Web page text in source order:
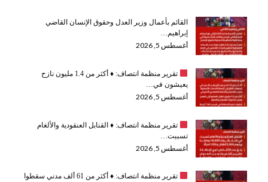
القائم بأعمال وزير العدل وحقوق الإنسان القاضي
إبراهيم…
أغسطس 5, 2026
تقرير منظمة انتصاف: ♦️
أكثر من 1.4 مليون نازح
يعيشون في…
أغسطس 5, 2026
تقرير منظمة انتصاف: ♦️القنابل العنقودية والألغام
تسببت…
أغسطس 5, 2026
تقرير منظمة انتصاف: ♦️
أكثر من 61 ألف مدني سقطوا